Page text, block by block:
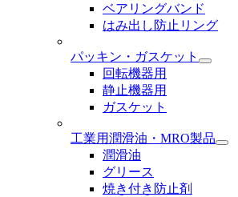
ベアリングバンド
はみ出し防止リング
パッキン・ガスケット
回転機器用
静止機器用
ガスケット
工業用潤滑油・MRO製品
潤滑油
グリース
焼き付き防止剤